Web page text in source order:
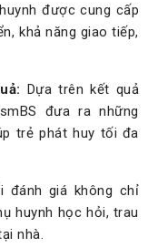
được cung cấp
khả năng giao tiếp,
Dựa trên kết quả
đưa ra những
trẻ phát huy tối đa
đánh giá không chỉ
huynh học hỏi, trau
nhà.